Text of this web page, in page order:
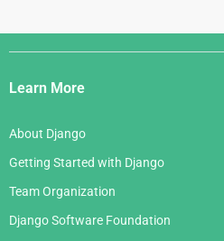
Django
Links
Learn More
About Django
Getting Started with Django
Team Organization
Django Software Foundation